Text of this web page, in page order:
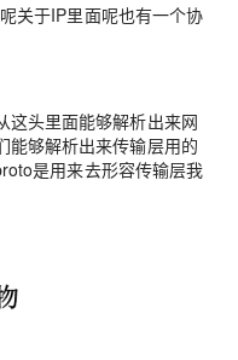
关于IP里面呢也有一个协
这头里面能够解析出来网
能够解析出来传输层用的
是用来去形容传输层我